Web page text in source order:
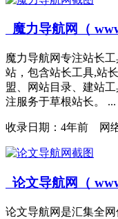
魔力导航网（
魔力导航网专注站长
站，包含站长工具,站
盟、网站目录、建站
注服务于草根站长。 ...
收录日期： 4年前 网
论文导航网（
论文导航网是汇集全